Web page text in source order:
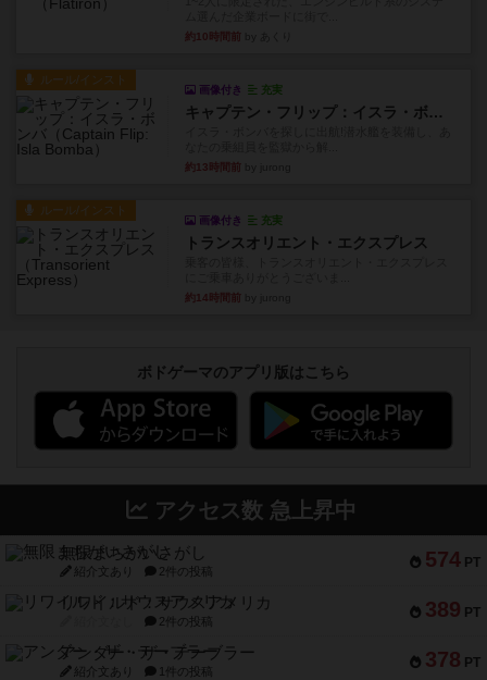
約10時間前
ルール/インスト
画像付き 充実
キャプテン・フリップ：イスラ・ボンバ
約13時間前
ルール/インスト
画像付き 充実
トランスオリエント・エクスプレス
約14時間前
ボドゲーマのアプリ版はこちら
アクセス数 急上昇中
574 PT
無限まちがいさがし
紹介文あり 2件の投稿
389 PT
リワイルド：サウスアメリカ
2件の投稿
378 PT
アンダー・ザ・テーブラー
紹介文あり 1件の投稿